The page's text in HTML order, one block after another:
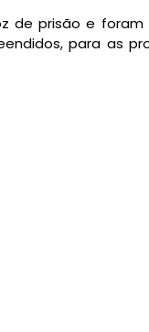
de prisão e
para as